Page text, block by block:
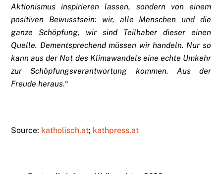
Aktionismus inspirieren lassen, sondern von einem
positiven Bewusstsein: wir, alle Menschen und die
ganze Schöpfung, wir sind Teilhaber dieser einen
Quelle. Dementsprechend müssen wir handeln. Nur so
kann aus der Not des Klimawandels eine echte Umkehr
zur Schöpfungsverantwortung kommen. Aus der
Freude heraus.“
Source: katholisch.at; kathpress.at